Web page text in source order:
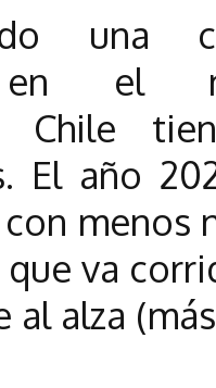
una
en el
Chile
El año
menos
que va
al alza